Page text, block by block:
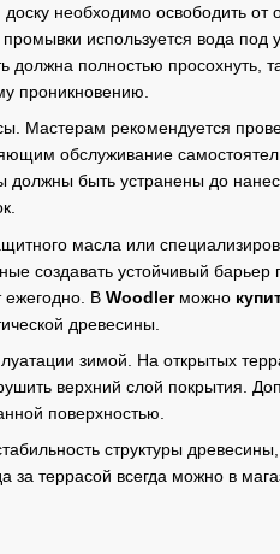
необходимо освободить от
используется вода
полностью просохнуть,
проникновению.
Мастерам рекомендуется
обслуживание
должны быть устранены до
масла или
создавать устойчивый
В Woodlerможно
древесины.
зимой. На открытых
верхний слой покрытия.
поверхностью.
структуры
террасой всегда можно в